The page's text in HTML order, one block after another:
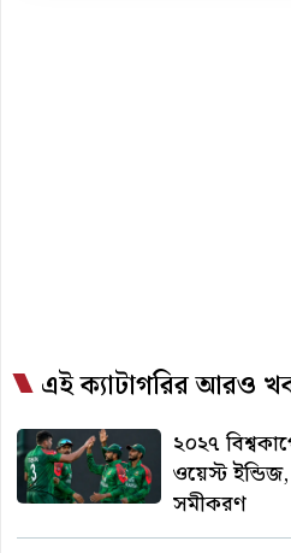
এই ক্যাটাগরির আরও
২০২৭
ওয়েস্ট
সমীকরণ